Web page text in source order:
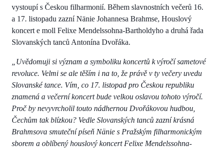
vystoupí s Českou filharmonií. Během slavnostních večerů 16.
a 17. listopadu zazní Nänie Johannesa Brahmse, Houslový
koncert e moll Felixe Mendelssohna-Bartholdyho a druhá řada
Slovanských tanců Antonína Dvořáka.
„Uvědomuji si význam a symboliku koncertů k výročí sametové
revoluce. Velmi se ale těším i na to, že právě v ty večery uvedu
Slovanské tance. Vím, co 17. listopad pro Českou republiku
znamená a večerní koncert bude velkou oslavou tohoto výročí.
Proč by nevyvrcholil touto nádhernou Dvořákovou hudbou,
Čechům tak blízkou? Vedle Slovanských tanců zazní krásná
Brahmsova smuteční píseň Nänie s Pražským filharmonickým
sborem a oblíbený houslový koncert Felixe Mendelssohna-